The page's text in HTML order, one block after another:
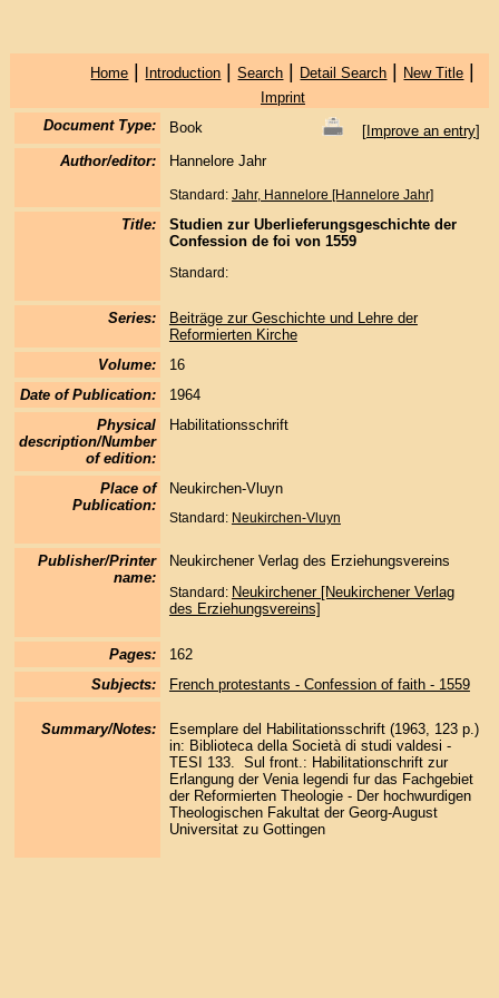
Home | Introduction |Search | Detail Search | New Title |
Imprint
Document Type:
Book [Improve an entry]
Author/editor:
Hannelore Jahr
Standard: Jahr, Hannelore [Hannelore Jahr]
Title:
Studien zur Uberlieferungsgeschichte der
Confession de foi von 1559
Standard:
Series:
Beiträge zur Geschichte und Lehre der
Reformierten Kirche
Volume:
16
Date of Publication:
1964
Physical
description/Number
of edition:
Habilitationsschrift
Place of
Publication:
Neukirchen-Vluyn
Standard: Neukirchen-Vluyn
Publisher/Printer
name:
Neukirchener Verlag des Erziehungsvereins
Standard: Neukirchener [Neukirchener Verlag
des Erziehungsvereins]
Pages:
162
Subjects:
French protestants - Confession of faith - 1559
Summary/Notes:
Esemplare del Habilitationsschrift (1963, 123 p.)
in: Biblioteca della Società di studi valdesi -
TESI 133. Sul front.: Habilitationschrift zur
Erlangung der Venia legendi fur das Fachgebiet
der Reformierten Theologie - Der hochwurdigen
Theologischen Fakultat der Georg-August
Universitat zu Gottingen